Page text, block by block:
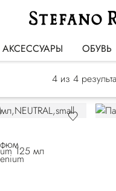
АКСЕССУАРЫ ОБУВЬ
Precious
4 из 4
125 мл